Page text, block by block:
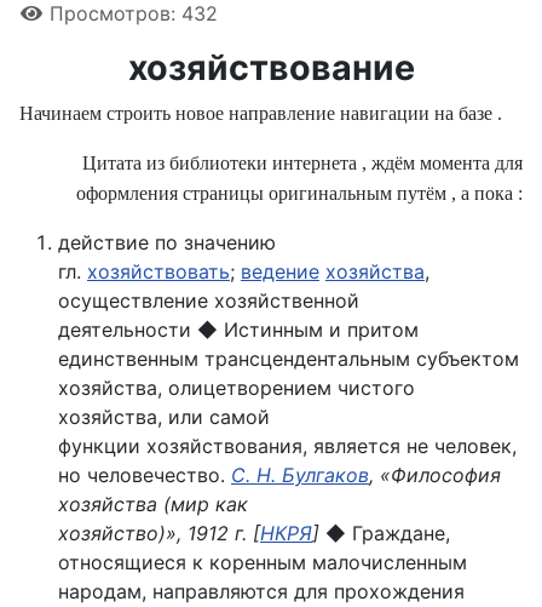
Просмотров: 432
хозяйствование
Начинаем строить новое направление навигации на базе .
Цитата из библиотеки интернета , ждём момента для
оформления страницы оригинальным путём , а пока :
действие по значению
гл. хозяйствовать; ведение хозяйства,
осуществление хозяйственной
деятельности ◆ Истинным и притом
единственным трансцендентальным субъектом
хозяйства, олицетворением чистого
хозяйства, или самой
функции хозяйствования, является не человек,
но человечество. С. Н. Булгаков, «Философия
хозяйства (мир как
хозяйство)», 1912 г. [НКРЯ] ◆ Граждане,
относящиеся к коренным малочисленным
народам, направляются для прохождения